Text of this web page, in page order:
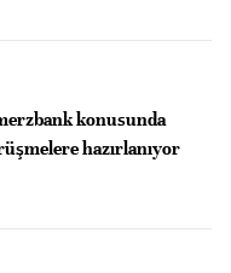
konusunda
hazırlanıyor